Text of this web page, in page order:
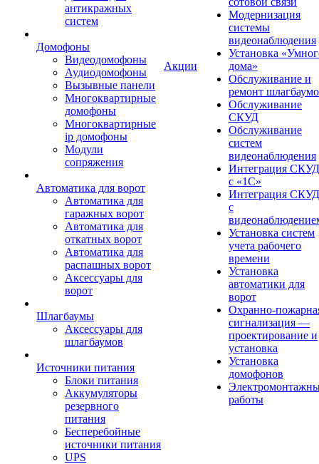
антикражных
систем
Домофоны
Видеодомофоны
Аудиодомофоны
Вызывные панели
Многоквартирные
домофоны
Многоквартирные
ip домофоны
Модули
сопряжения
Автоматика для ворот
Автоматика для
гаражных ворот
Автоматика для
откатных ворот
Автоматика для
распашных ворот
Аксессуары для
ворот
Шлагбаумы
Аксессуары для
шлагбаумов
Источники питания
Блоки питания
Аккумуляторы
резервного
питания
Бесперебойные
источники питания
UPS
Акции
Модернизация
системы
видеонаблюдения
Установка
дома»
Обслуживание и
ремонт
Обслуживание
СКУД
Обслуживание
систем
видеонаблюдения
Интеграция СКУД
с «1С»
Интеграция СКУД
с
Установка систем
учета рабочего
времени
Установка
автоматики для
ворот
Охранно-
сигнализация —
проектирование и
установка
Установка
домофонов
работы